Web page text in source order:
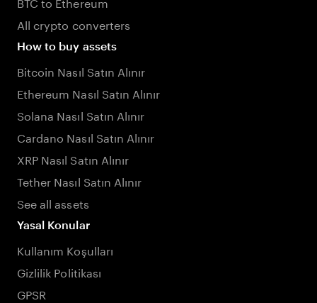
All crypto converters
How to buy assets
Bitcoin Nasıl Satın Alınır
Ethereum Nasıl Satın Alınır
Solana Nasıl Satın Alınır
Cardano Nasıl Satın Alınır
XRP Nasıl Satın Alınır
Tether Nasıl Satın Alınır
See all assets
Yasal Konular
Kullanım Koşulları
Gizlilik Politikası
GPSR